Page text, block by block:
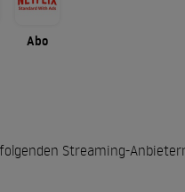
Abo
Streaming-